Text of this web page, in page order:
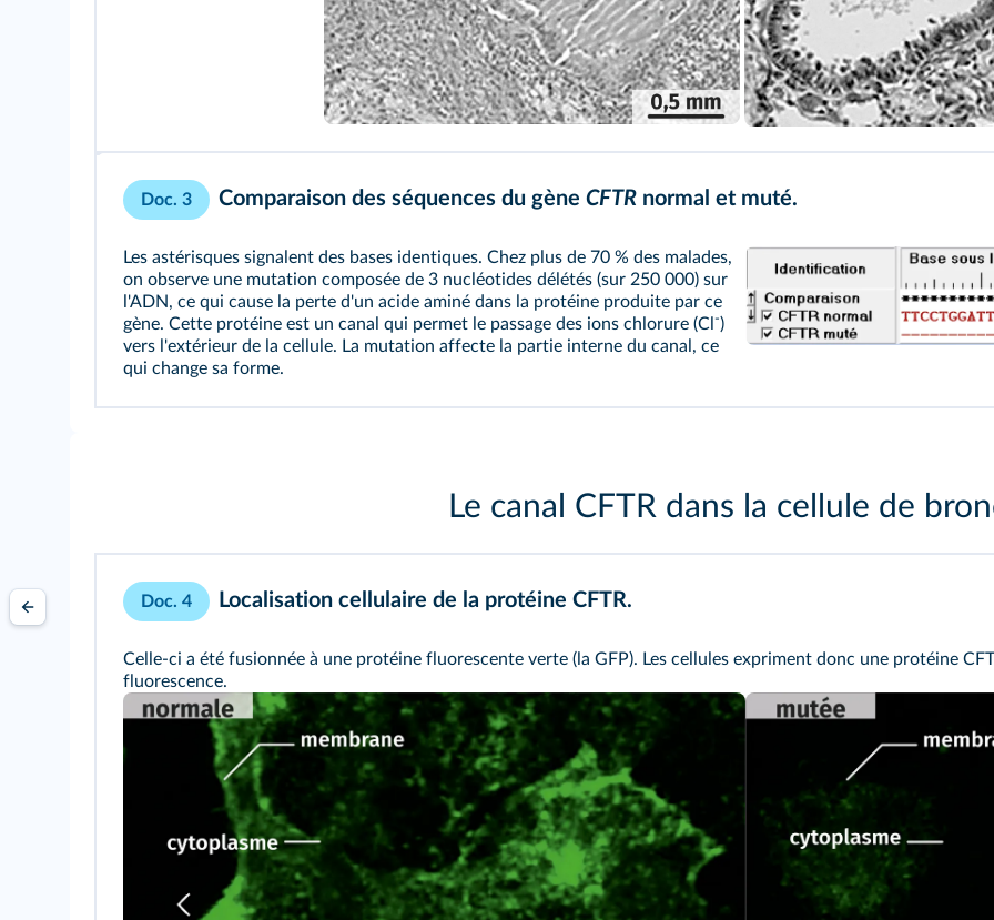
Doc. 3 Comparaison des séquences du gène CFTR normal et muté.
Les astérisques signalent des bases identiques. Chez plus de 70 % des malades,
on observe une mutation composée de 3 nucléotides délétés (sur 250 000) sur
l'ADN, ce qui cause la perte d'un acide aminé dans la protéine produite par ce
gène. Cette protéine est un canal qui permet le passage des ions chlorure (Cl -)
vers l'extérieur de la cellule. La mutation affecte la partie interne du canal, ce
qui change sa forme.
Le canal CFTR dans la cellule de
Doc. 4 Localisation cellulaire de la protéine CFTR.
Celle-ci a été fusionnée à une protéine fluorescente verte (la GFP). Les cellules expriment donc une protéine
fluorescence.